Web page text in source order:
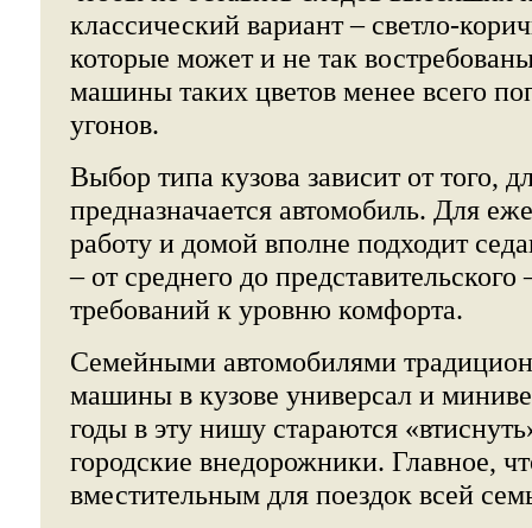
классический вариант – светло-
которые может и не так
машины таких цветов менее всего
угонов.
Выбор типа кузова зависит от того,
предназначается автомобиль. Для
работу и домой вполне подходит
– от среднего до
требований к уровню комфорта.
Семейными автомобилями
машины в кузове универсал и
годы в эту нишу стараются
городские внедорожники. Главное,
вместительным для поездок всей